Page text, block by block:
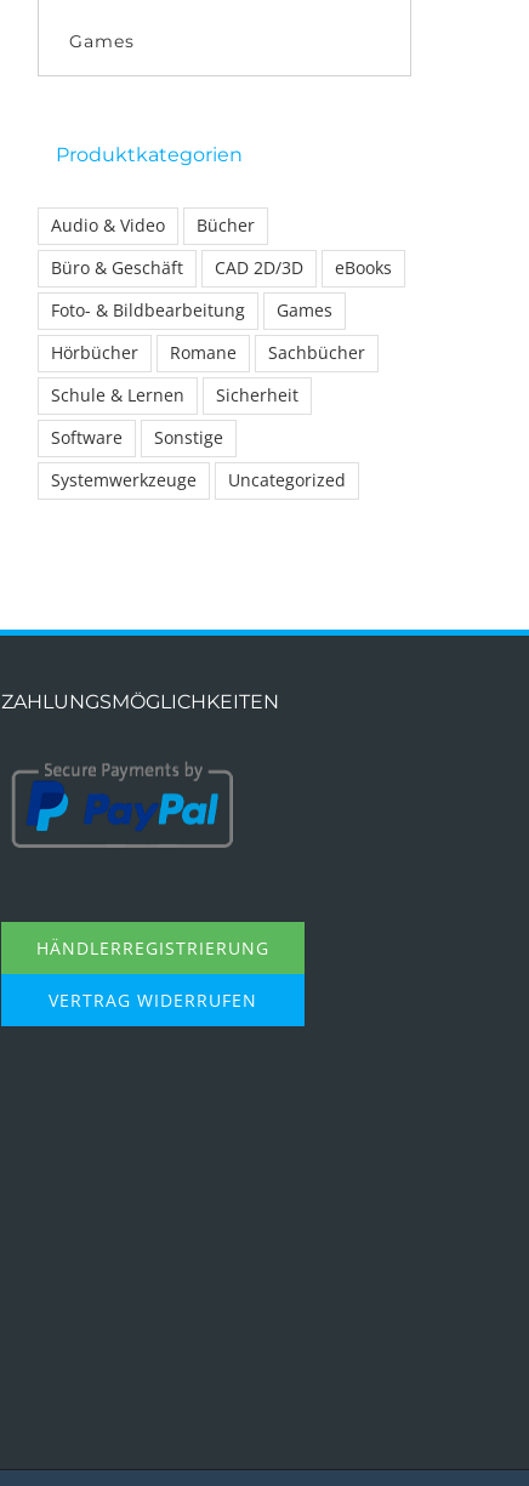
Games
Produktkategorien
Audio & Video
Bücher
Büro & Geschäft
CAD 2D/3D
eBooks
Foto- & Bildbearbeitung
Games
Hörbücher
Romane
Sachbücher
Schule & Lernen
Sicherheit
Software
Sonstige
Systemwerkzeuge
Uncategorized
ZAHLUNGSMÖGLICHKEITEN
HÄNDLERREGISTRIERUNG
VERTRAG WIDERRUFEN